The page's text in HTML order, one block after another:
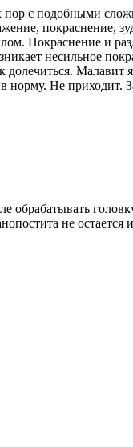
с подобными
покраснение,
Покраснение и
несильное
норму. Не приходит.
не остается